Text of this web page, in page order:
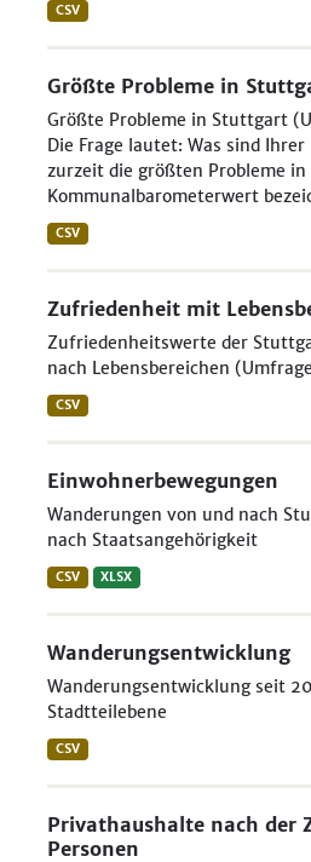
CSV
Größte Probleme in
Größte Probleme in Stuttgart
Die Frage lautet: Was sind
zurzeit die größten Probleme
Kommunalbarometerwert
CSV
Zufriedenheit mit
Zufriedenheitswerte der
nach Lebensbereichen
CSV
Einwohnerbewegungen
Wanderungen von und nach
nach Staatsangehörigkeit
CSV XLSX
Wanderungsentwicklung
Wanderungsentwicklung seit
Stadtteilebene
CSV
Privathaushalte nach der
Personen